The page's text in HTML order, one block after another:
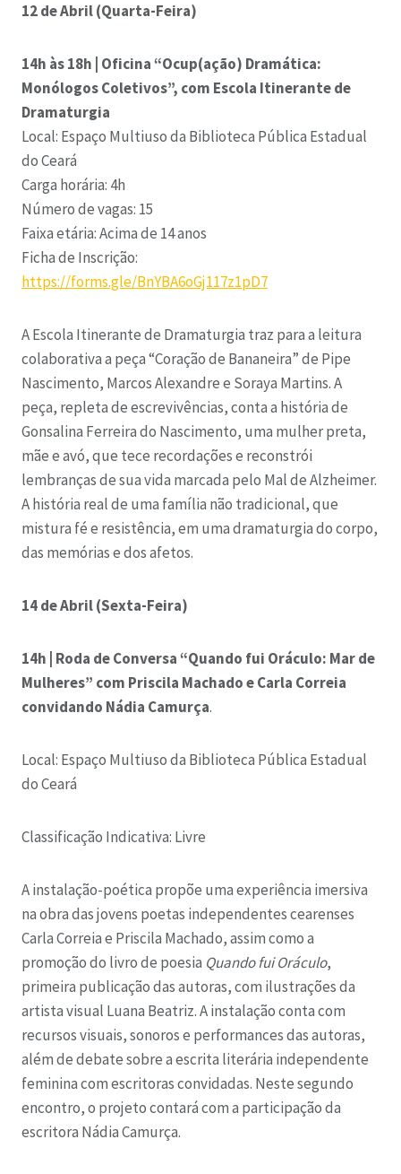
12 de Abril (Quarta-Feira)
14h às 18h | Oficina “Ocup(ação) Dramática:
Monólogos Coletivos”, com Escola Itinerante de
Dramaturgia
Local: Espaço Multiuso da Biblioteca Pública Estadual
do Ceará
Carga horária: 4h
Número de vagas: 15
Faixa etária: Acima de 14 anos
Ficha de Inscrição:
https://forms.gle/BnYBA6oGj117z1pD7
A Escola Itinerante de Dramaturgia traz para a leitura
colaborativa a peça “Coração de Bananeira” de Pipe
Nascimento, Marcos Alexandre e Soraya Martins. A
peça, repleta de escrevivências, conta a história de
Gonsalina Ferreira do Nascimento, uma mulher preta,
mãe e avó, que tece recordações e reconstrói
lembranças de sua vida marcada pelo Mal de Alzheimer.
A história real de uma família não tradicional, que
mistura fé e resistência, em uma dramaturgia do corpo,
das memórias e dos afetos.
14 de Abril (Sexta-Feira)
14h | Roda de Conversa “Quando fui Oráculo: Mar de
Mulheres” com Priscila Machado e Carla Correia
convidando Nádia Camurça.
Local: Espaço Multiuso da Biblioteca Pública Estadual
do Ceará
Classificação Indicativa: Livre
A instalação-poética propõe uma experiência imersiva
na obra das jovens poetas independentes cearenses
Carla Correia e Priscila Machado, assim como a
promoção do livro de poesia Quando fui Oráculo,
primeira publicação das autoras, com ilustrações da
artista visual Luana Beatriz. A instalação conta com
recursos visuais, sonoros e performances das autoras,
além de debate sobre a escrita literária independente
feminina com escritoras convidadas. Neste segundo
encontro, o projeto contará com a participação da
escritora Nádia Camurça.